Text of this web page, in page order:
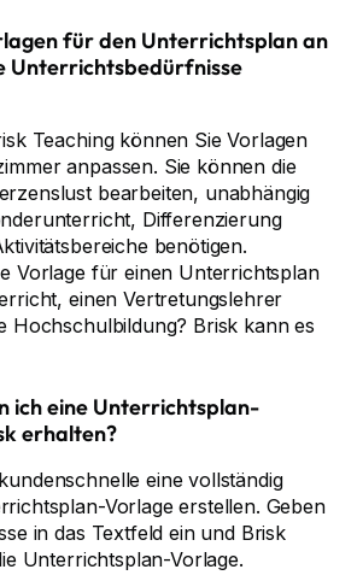
für den Unterrichtsplan an
Unterrichtsbedürfnisse
Teaching können Sie Vorlagen
anpassen. Sie können die
bearbeiten, unabhängig
Differenzierung
benötigen.
Vorlage für einen Unterrichtsplan
einen Vertretungslehrer
Hochschulbildung? Brisk kann es
ich eine Unterrichtsplan-
erhalten?
eine vollständig
Vorlage erstellen. Geben
in das Textfeld ein und Brisk
Unterrichtsplan-Vorlage.